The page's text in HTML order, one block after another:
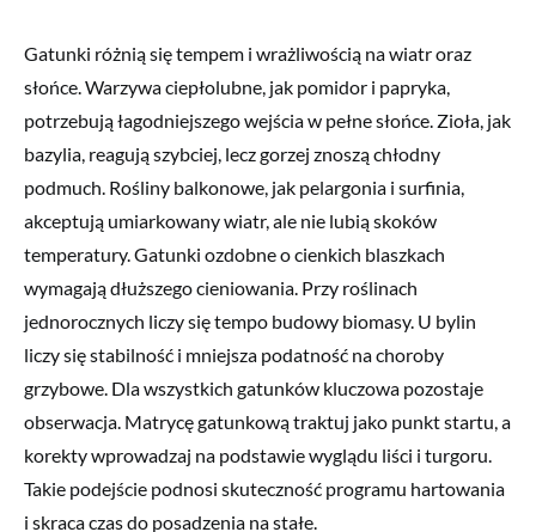
Gatunki różnią się tempem i wrażliwością na wiatr oraz
słońce. Warzywa ciepłolubne, jak pomidor i papryka,
potrzebują łagodniejszego wejścia w pełne słońce. Zioła, jak
bazylia, reagują szybciej, lecz gorzej znoszą chłodny
podmuch. Rośliny balkonowe, jak pelargonia i surfinia,
akceptują umiarkowany wiatr, ale nie lubią skoków
temperatury. Gatunki ozdobne o cienkich blaszkach
wymagają dłuższego cieniowania. Przy roślinach
jednorocznych liczy się tempo budowy biomasy. U bylin
liczy się stabilność i mniejsza podatność na choroby
grzybowe. Dla wszystkich gatunków kluczowa pozostaje
obserwacja. Matrycę gatunkową traktuj jako punkt startu, a
korekty wprowadzaj na podstawie wyglądu liści i turgoru.
Takie podejście podnosi skuteczność programu hartowania
i skraca czas do posadzenia na stałe.